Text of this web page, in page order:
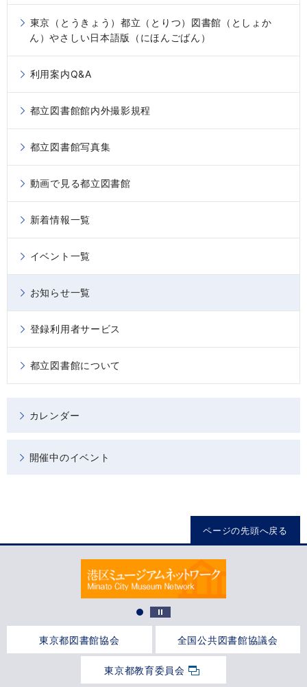
東京（とうきょう）都立（とりつ）図書館（としょか
ん）やさしい日本語版（にほんごばん）
利用案内Q&A
都立図書館館内外撮影規程
都立図書館写真集
動画で見る都立図書館
新着情報一覧
イベント一覧
お知らせ一覧
登録利用者サービス
都立図書館について
カレンダー
開催中のイベント
ページの先頭へ戻る
東京都図書館協会 全国公共図書館協議会
東京都教育委員会